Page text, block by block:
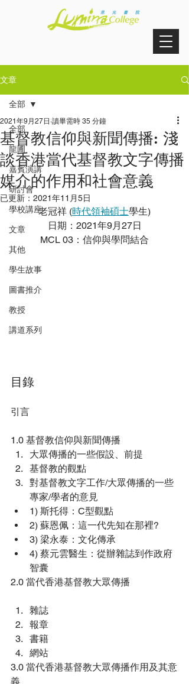
文章
全部
龍圃
嘉賓演講
研討會
學校講座
文章
其他
學生故事
圖書推介
教授
講道系列
全部
基督教信仰與新聞傳播: 淺
談香港當代基督教文字傳播
媒介的作用和社會意義
2021年9月27日 讀畢需時 35 分鐘
已更新： 2021年11月5日
老冠祥 (時代領袖碩士學生)
日期：2021年9月27日
MCL 03：信仰與學問結合
目錄
引言
1.0 基督教信仰與新聞傳播
大眾傳播的一些假設、前提
基督教的觀點
對基督教文字工作/大眾傳播的一些
專家/學者的意見
1) 斯托得：C型觀點
2) 蘇恩佩：這一代先知在那裡?
3) 梁永泰：文化傳承
4) 蔡元雲醫生：從辦雜誌到作政府
智囊
2.0 當代香港基督教大眾傳播
雜誌
報章
書籍
網站
3.0 當代香港基督教大眾傳播作用及其意
義